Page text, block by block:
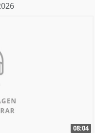
08:04